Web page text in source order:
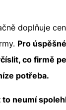
doplňuje
Pro
co firmě
potřeba.
neumí